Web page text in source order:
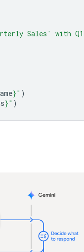
Sales' with Q1:
}" )
}" )